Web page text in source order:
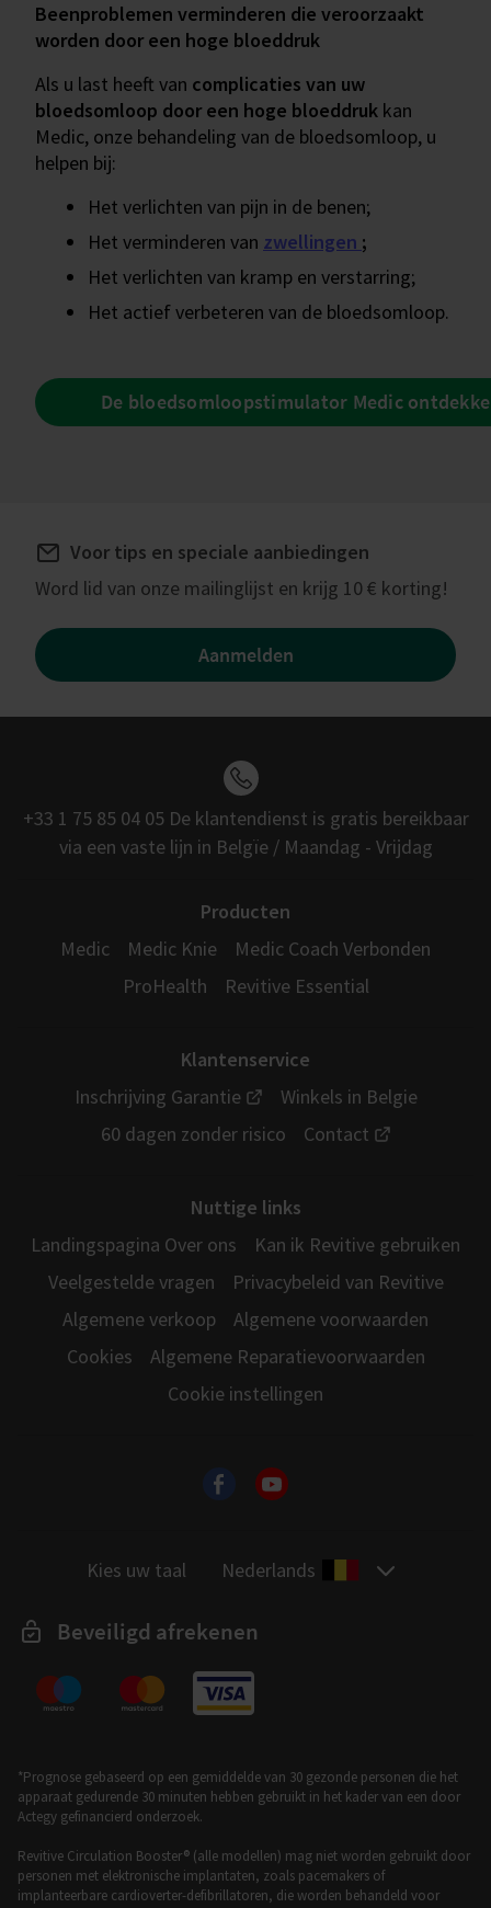
Beenproblemen verminderen die veroorzaakt
worden door een hoge bloeddruk
Als u last heeft van complicaties van uw
bloedsomloop door een hoge bloeddruk kan
Medic, onze behandeling van de bloedsomloop, u
helpen bij:
Het verlichten van pijn in de benen;
Het verminderen van zwellingen ;
Het verlichten van kramp en verstarring;
Het actief verbeteren van de bloedsomloop.
De bloedsomloopstimulator Medic
Voor tips en speciale aanbiedingen
Word lid van onze mailinglijst en krijg 10 € korting!
Aanmelden
+33 1 75 85 04 05 De klantendienst is gratis bereikbaar
via een vaste lijn in Belgïe / Maandag - Vrijdag
Producten
Medic
Medic Knie
Medic Coach Verbonden
ProHealth
Revitive Essential
Klantenservice
Inschrijving Garantie
Winkels in Belgie
60 dagen zonder risico
Contact
Nuttige links
Landingspagina Over ons
Kan ik Revitive gebruiken
Veelgestelde vragen
Privacybeleid van Revitive
Algemene verkoop
Algemene voorwaarden
Cookies
Algemene Reparatievoorwaarden
Cookie instellingen
Kies uw taal Nederlands
Beveiligd afrekenen
*Prognose gebaseerd op een gemiddelde van 30 gezonde personen die het
apparaat gedurende 30 minuten hebben gebruikt in het kader van een door
Actegy gefinancierd onderzoek.
Revitive Circulation Booster® (alle modellen) mag niet worden gebruikt door
personen met elektronische implantaten, zoals pacemakers of
implanteerbare cardioverter-defibrillatoren, die worden behandeld voor